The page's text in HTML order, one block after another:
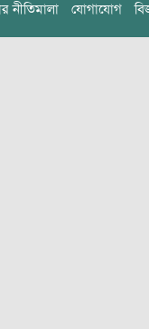
নীতিমালা যোগাযোগ